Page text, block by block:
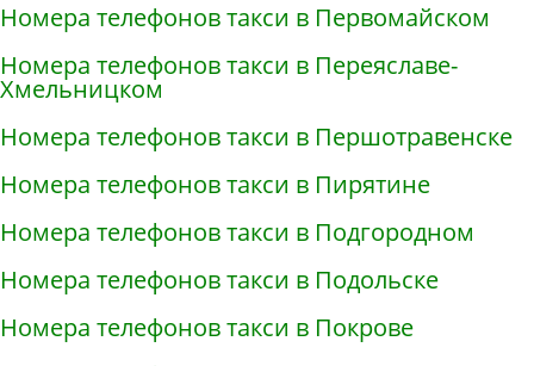
Номера телефонов такси в Первомайском
Номера телефонов такси в Переяславе-
Хмельницком
Номера телефонов такси в Першотравенске
Номера телефонов такси в Пирятине
Номера телефонов такси в Подгородном
Номера телефонов такси в Подольске
Номера телефонов такси в Покрове